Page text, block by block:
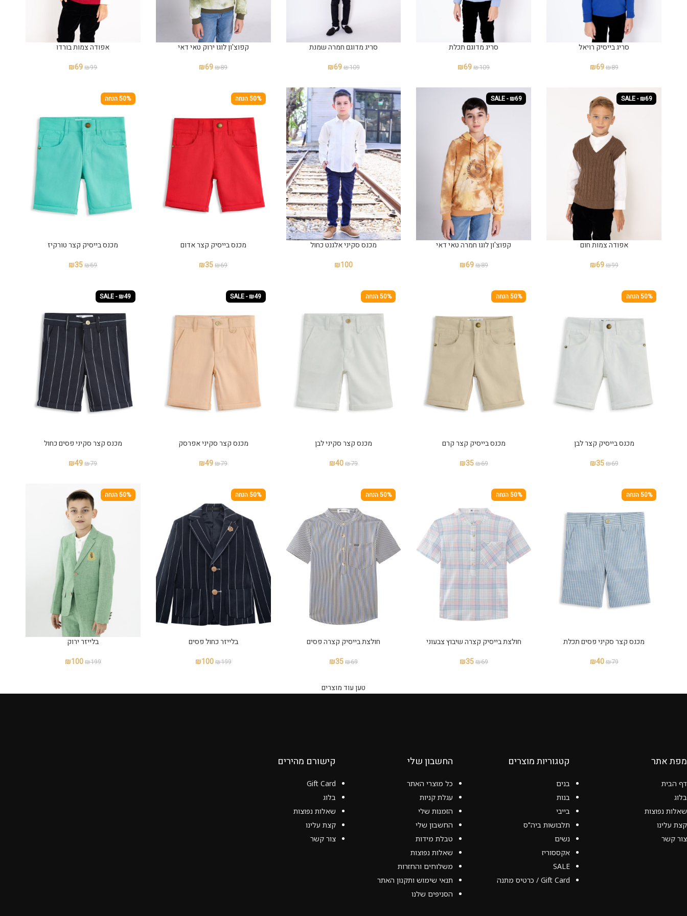
סריג בייסיק רויאל
₪89
₪69
סריג מדוגם תכלת
₪109
₪69
סריג מדוגם חמרה שמנת
₪109
₪69
קפוצ'ון לוגו ירוק טאי דאי
₪89
₪69
אפודה צמות בורדו
₪99
₪69
SALE - ₪69
אפודה צמות חום
₪99
₪69
SALE - ₪69
קפוצ'ון לוגו חמרה טאי דאי
₪89
₪69
מכנס סקיני אלגנט כחול
₪100
50% הנחה
מכנס בייסיק קצר אדום
₪69
₪35
50% הנחה
מכנס בייסיק קצר טורקיז
₪69
₪35
50% הנחה
מכנס בייסיק קצר לבן
₪69
₪35
50% הנחה
מכנס בייסיק קצר קרם
₪69
₪35
50% הנחה
מכנס קצר סקיני לבן
₪79
₪40
SALE - ₪49
מכנס קצר סקיני אפרסק
₪79
₪49
SALE - ₪49
מכנס קצר סקיני פסים כחול
₪79
₪49
50% הנחה
מכנס קצר סקיני פסים תכלת
₪79
₪40
50% הנחה
חולצת בייסיק קצרה שיבוץ צבעוני
₪69
₪35
50% הנחה
חולצת בייסיק קצרה פסים
₪69
₪35
50% הנחה
בלייזר כחול פסים
₪199
₪100
50% הנחה
בלייזר ירוק
₪199
₪100
טען עוד מוצרים
מפת אתר
דף הבית
בלוג
שאלות נפוצות
קצת עלינו
צור קשר
קטגוריות מוצרים
בנים
בנות
בייבי
תלבושות ביה"ס
נשים
אקססוריז
SALE
Gift Card / כרטיס מתנה
החשבון שלי
כל מוצרי האתר
עגלת קניות
הזמנות שלי
החשבון שלי
טבלת מידות
שאלות נפוצות
משלוחים והחזרות
תנאי שימוש ותקנון האתר
הסניפים שלנו
קישורם מהירים
Gift Card
בלוג
שאלות נפוצות
קצת עלינו
צור קשר